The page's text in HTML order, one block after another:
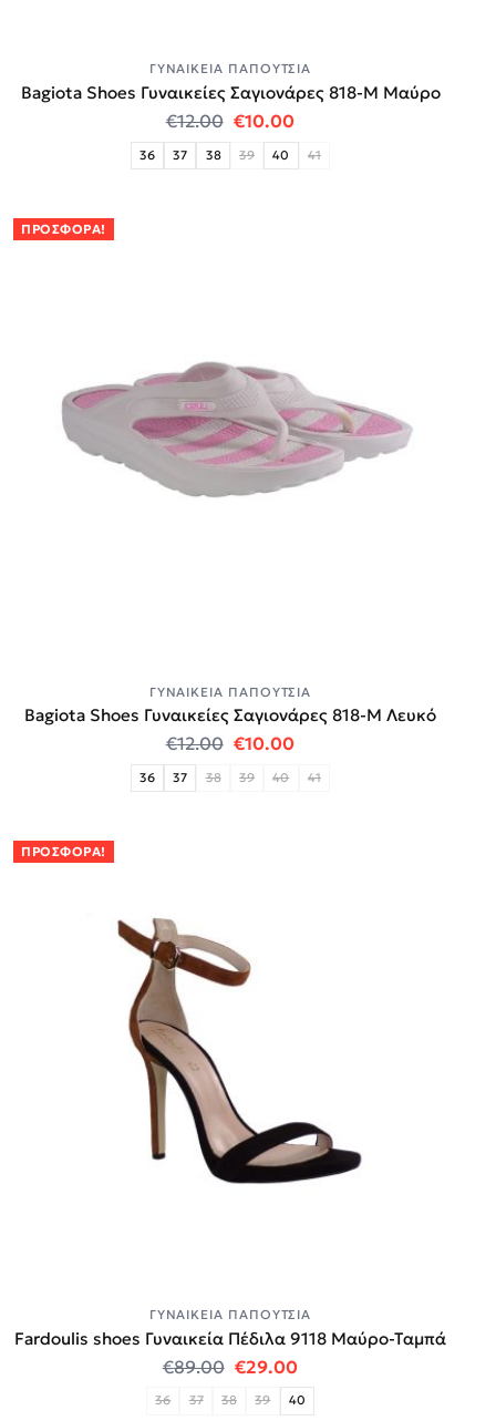
ΓΥΝΑΙΚΕΊΑ ΠΑΠΟΎΤΣΙΑ
Bagiota Shoes Γυναικείες Σαγιονάρες 818-Μ Μαύρο
€12.00 Original price was: €12.00.
€10.00Η τρέχουσα τιμή
36 37 38 39 40 41
ΠΡΟΣΦΟΡΆ!
ΓΥΝΑΙΚΕΊΑ ΠΑΠΟΎΤΣΙΑ
Bagiota Shoes Γυναικείες Σαγιονάρες 818-Μ Λευκό
€12.00 Original price was: €12.00.
€10.00Η τρέχουσα τιμή
36 37 38 39 40 41
ΠΡΟΣΦΟΡΆ!
ΓΥΝΑΙΚΕΊΑ ΠΑΠΟΎΤΣΙΑ
Fardoulis shoes Γυναικεία Πέδιλα 9118 Μαύρο-Ταμπά
€89.00 Original price was: €89.00.
€29.00Η τρέχουσα τιμή
36 37 38 39 40